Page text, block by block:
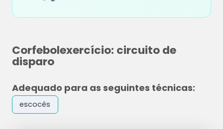
Corfebolexercício: circuito de
disparo
Adequado para as seguintes técnicas:
escocês